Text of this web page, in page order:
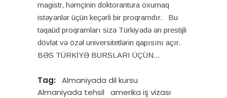
magistr, həmçinin doktorantura oxumaq
istəyənlər üçün keçərli bir proqramdır. Bu
təqaüd proqramları sizə Türkiyədə ən prestijli
dövlət və özəl universitetlərin qapısını açır.
BƏS TÜRKİYƏ BURSLARI ÜÇÜN
Tag:
Almaniyada dil kursu
Almaniyada tehsil
amerika iş vizası